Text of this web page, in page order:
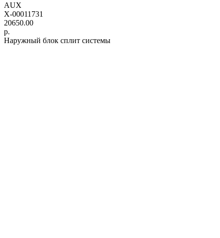
AUX
X-00011731
20650.00
р.
Наружный блок сплит системы